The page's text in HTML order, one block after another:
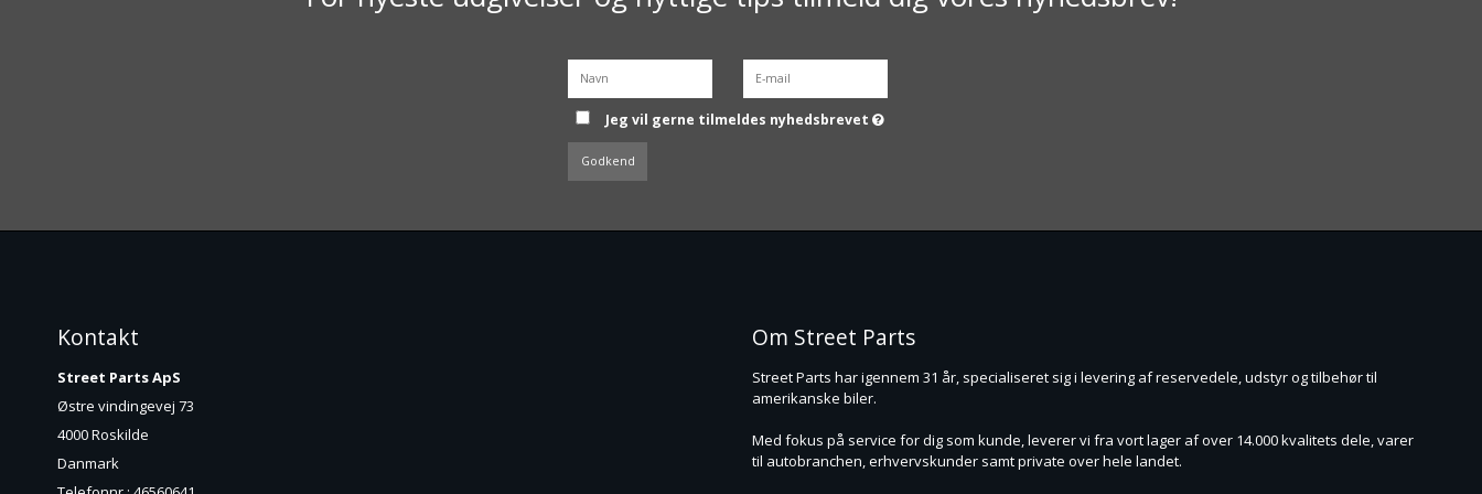
Jeg vil gerne tilmeldes nyhedsbrevet
Godkend
Kontakt
Street Parts ApS
Østre vindingevej 73
4000 Roskilde
Danmark
Om Street Parts
Street Parts har igennem 31 år, specialiseret sig i levering af reservedele, udstyr og tilbehør til
amerikanske biler.
Med fokus på service for dig som kunde, leverer vi fra vort lager af over 14.000 kvalitets dele, varer
til autobranchen, erhvervskunder samt private over hele landet.